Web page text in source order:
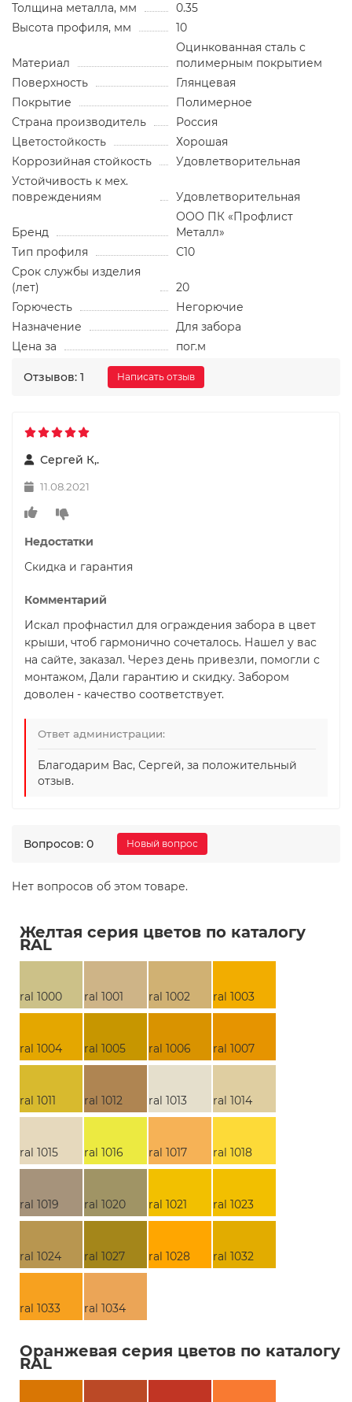
Толщина металла, мм
0.35
Высота профиля, мм
10
Материал
Оцинкованная сталь с
полимерным покрытием
Поверхность
Глянцевая
Покрытие
Полимерное
Страна производитель
Россия
Цветостойкость
Хорошая
Коррозийная стойкость
Удовлетворительная
Устойчивость к мех.
повреждениям
Удовлетворительная
Бренд
ООО ПК «Профлист
Металл»
Тип профиля
С10
Срок службы изделия
(лет)
20
Горючесть
Негорючие
Назначение
Для забора
Цена за
пог.м
Отзывов: 1 Написать отзыв
Сергей К,.
11.08.2021
Недостатки
Скидка и гарантия
Комментарий
Искал профнастил для ограждения забора в цвет
крыши, чтоб гармонично сочеталось. Нашел у вас
на сайте, заказал. Через день привезли, помогли с
монтажом, Дали гарантию и скидку. Забором
доволен - качество соответствует.
Ответ администрации:
Благодарим Вас, Сергей, за положительный
отзыв.
Вопросов: 0 Новый вопрос
Нет вопросов об этом товаре.
Желтая серия цветов по каталогу
RAL
ral 1000 ral 1001 ral 1002 ral 1003
ral 1004 ral 1005 ral 1006 ral 1007
ral 1011 ral 1012 ral 1013 ral 1014
ral 1015 ral 1016 ral 1017 ral 1018
ral 1019 ral 1020 ral 1021 ral 1023
ral 1024 ral 1027 ral 1028 ral 1032
ral 1033 ral 1034
Оранжевая серия цветов по каталогу
RAL